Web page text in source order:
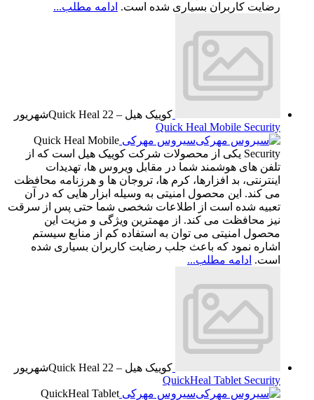
رضایت کاربران بسیاری شده است. ادامه مطلب...
کوییک هیل – Quick Heal 22
شهریور
Quick Heal Mobile Security
سیروس مهرکی Quick Heal Mobile
Security یکی از محصولات شرکت کوییک هیل است که از
تلفن های هوشمند شما در مقابل ویروس ها، تهدیدات
اینترنتی، بد افزارها، کرم ها، تروجان ها و هرزنامه محافظت
می کند. این محصول امنیتی به وسیله ابزار هایی که در آن
تعبیه شده است از اطلاعات شخصی شما حتی پس از سرقت
نیز محافظت می کند. از مهمترین ویژگی و مزیت این
محصول امنیتی می توان به استفاده کم از منابع سیستم
اشاره نمود که باعث جلب رضایت کاربران بسیاری شده
است. ادامه مطلب...
کوییک هیل – Quick Heal 22
شهریور
QuickHeal Tablet Security
سیروس مهرکی QuickHeal Tablet